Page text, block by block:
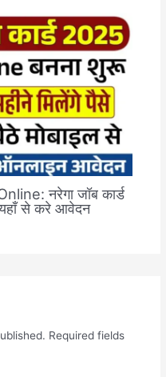
नरेगा जॉब कार्ड
से करे आवेदन
Required fields